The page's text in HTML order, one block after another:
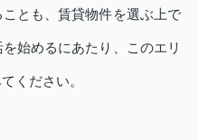
とも、賃貸物件を選ぶ上で
始めるにあたり、このエリ
ください。